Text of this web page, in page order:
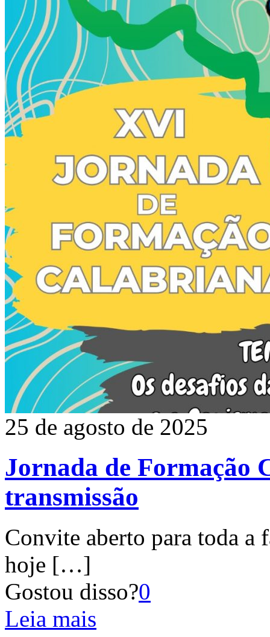
25 de agosto de 2025
Jornada de Formação
transmissão
Convite aberto para toda
hoje […]
Gostou disso?0
Leia mais